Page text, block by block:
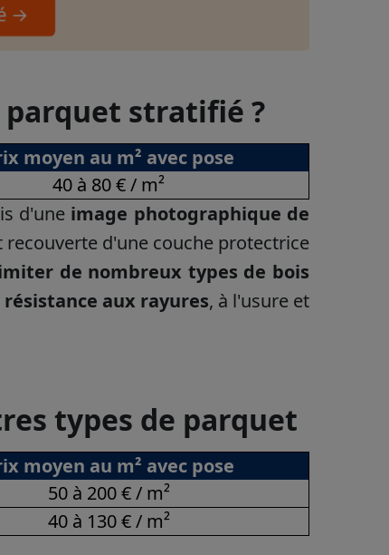
→
parquet stratifié ?
moyen au m² avec pose
40 à 80 € / m²
d'une image photographique de
recouverte d'une couche protectrice
de nombreux types de bois
résistance aux rayures, à l'usure et
types de parquet
moyen au m² avec pose
50 à 200 € / m²
40 à 130 € / m²